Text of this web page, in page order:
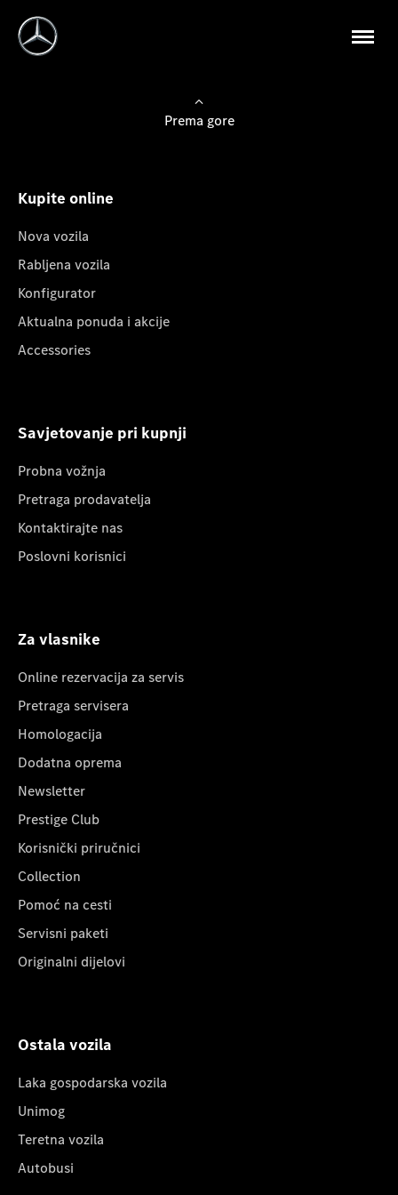
Prema gore
Kupite online
Nova vozila
Rabljena vozila
Konfigurator
Aktualna ponuda i akcije
Accessories
Savjetovanje pri kupnji
Probna vožnja
Pretraga prodavatelja
Kontaktirajte nas
Poslovni korisnici
Za vlasnike
Online rezervacija za servis
Pretraga servisera
Homologacija
Dodatna oprema
Newsletter
Prestige Club
Korisnički priručnici
Collection
Pomoć na cesti
Servisni paketi
Originalni dijelovi
Ostala vozila
Laka gospodarska vozila
Unimog
Teretna vozila
Autobusi